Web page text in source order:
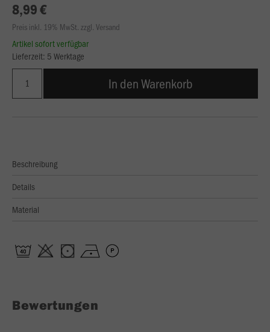
8,99 €
Preis inkl. 19% MwSt. zzgl. Versand
Artikel sofort verfügbar
Lieferzeit: 5 Werktage
In den Warenkorb
Beschreibung
Details
Material
Bewertungen